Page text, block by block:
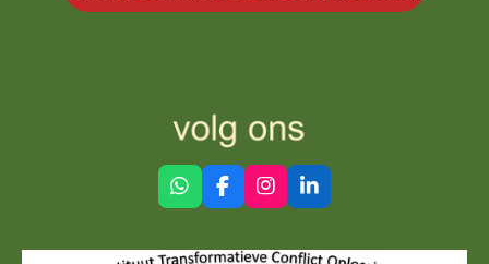
W
h
t
F
a
e
I
n
t
L
i
k